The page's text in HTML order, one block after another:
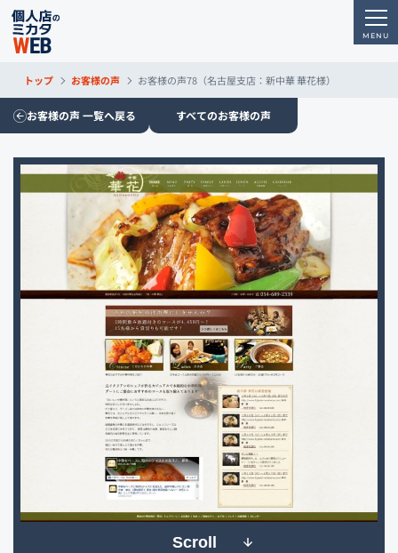
トップ お客様の声 お客様の声78（名古屋支店：新中華 華花様）
お客様の声 一覧へ戻る すべてのお客様の声
Scroll